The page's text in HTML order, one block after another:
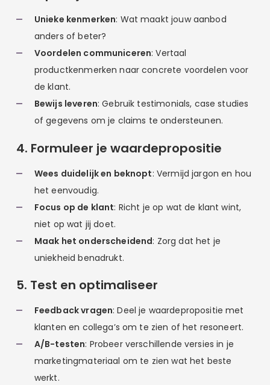
Unieke kenmerken: Wat maakt jouw aanbod
anders of beter?
Voordelen communiceren: Vertaal
productkenmerken naar concrete voordelen voor
de klant.
Bewijs leveren: Gebruik testimonials, case studies
of gegevens om je claims te ondersteunen.
4. Formuleer je waardepropositie
Wees duidelijk en beknopt: Vermijd jargon en hou
het eenvoudig.
Focus op de klant: Richt je op wat de klant wint,
niet op wat jij doet.
Maak het onderscheidend: Zorg dat het je
uniekheid benadrukt.
5. Test en optimaliseer
Feedback vragen: Deel je waardepropositie met
klanten en collega’s om te zien of het resoneert.
A/B-testen: Probeer verschillende versies in je
marketingmateriaal om te zien wat het beste
werkt.